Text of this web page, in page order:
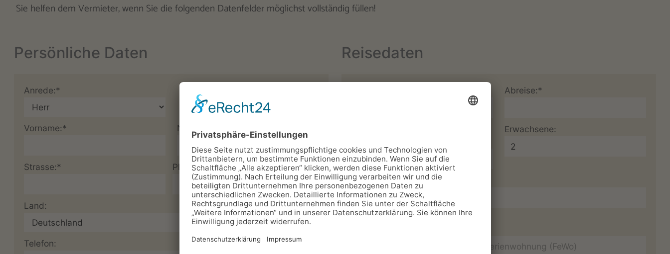
Sie helfen dem Vermieter, wenn Sie die folgenden Datenfelder möglichst vollständig füllen!
Persönliche Daten
Anrede:*
Vorname:* Nachname:*
Strasse:* Plz:* Ort:*
Land:
Telefon:
Reisedaten
Abreise:*
Erwachsene:
Kinder: